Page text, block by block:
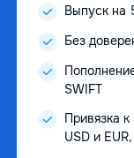
Выпуск на
Без
SWIFT
Привязка
USD и